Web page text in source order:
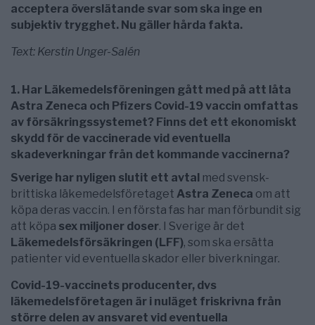
acceptera överslätande svar som ska inge en
subjektiv trygghet. Nu gäller hårda fakta.
Text: Kerstin Unger-Salén
1. Har Läkemedelsföreningen gått med på att låta
Astra Zeneca och Pfizers Covid-19 vaccin omfattas
av försäkringssystemet? Finns det ett ekonomiskt
skydd för de vaccinerade vid eventuella
skadeverkningar från det kommande vaccinerna?
Sverige har nyligen slutit ett avtal med svensk-
brittiska läkemedelsföretaget Astra Zeneca om att
köpa deras vaccin. I en första fas har man förbundit sig
att köpa sex miljoner doser. I Sverige är det
Läkemedelsförsäkringen (LFF), som ska ersätta
patienter vid eventuella skador eller biverkningar.
Covid-19-vaccinets producenter, dvs
läkemedelsföretagen är i nuläget friskrivna från
större delen av ansvaret vid eventuella